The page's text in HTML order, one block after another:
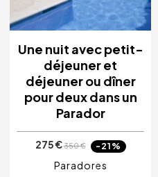
Une nuit avec petit-
déjeuner et
déjeuner ou dîner
pour deux dans un
Parador
275 €350 € -21%
Paradores